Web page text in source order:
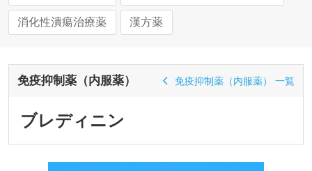
消化性潰瘍治療薬 漢方薬
免疫抑制薬（内服薬） 免疫抑制薬（内服薬） 一覧
ブレディニン